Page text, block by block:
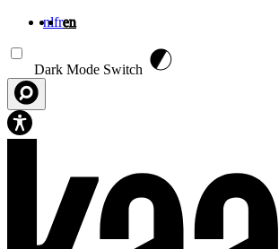
nlfren
Dark Mode Switch